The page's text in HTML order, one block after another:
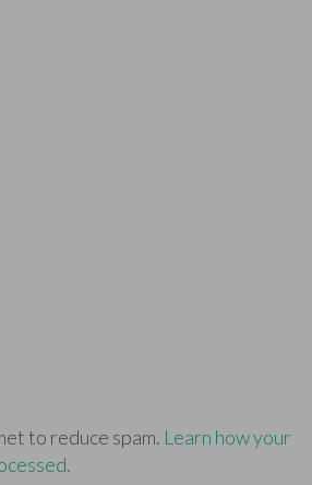
to reduce spam. Learn how your